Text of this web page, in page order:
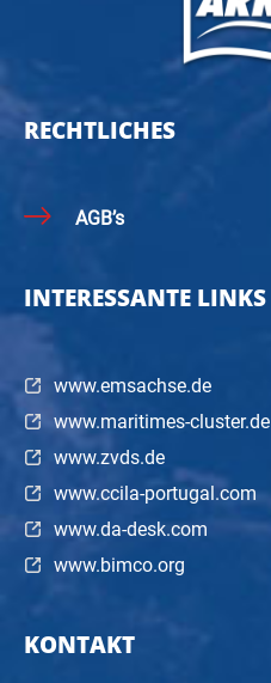
RECHTLICHES
AGB’s
INTERESSANTE LINKS
www.emsachse.de
www.maritimes-cluster.de
www.zvds.de
www.ccila-portugal.com
www.da-desk.com
www.bimco.org
KONTAKT